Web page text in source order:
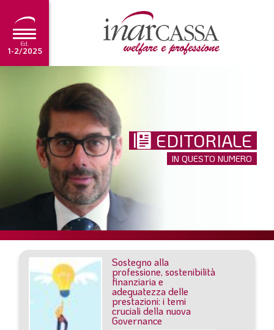
Ed.
1-2/2025
EDITORIALE
TUTORIAL
SCADENZARIO
ARCHIVIO
Ultima edizione
1-2/2025
SOMMARIO
EDITORIALE
PREVIDENZA
EDITORIALE
IN QUESTO NUMERO
Sostegno alla
professione, sostenibilità
finanziaria e
adeguatezza delle
prestazioni: i temi
cruciali della nuova
Governance